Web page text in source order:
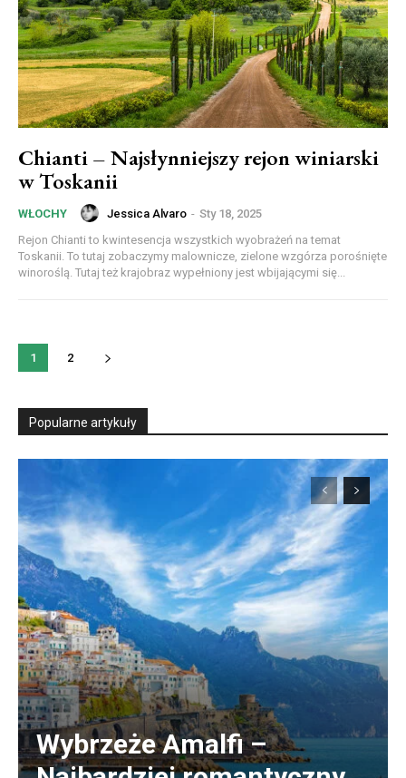
Chianti – Najsłynniejszy rejon winiarski
w Toskanii
WŁOCHY Jessica Alvaro - Sty 18, 2025
Rejon Chianti to kwintesencja wszystkich wyobrażeń na temat
Toskanii. To tutaj zobaczymy malownicze, zielone wzgórza porośnięte
winoroślą. Tutaj też krajobraz wypełniony jest wbijającymi się...
1 2
Popularne artykuły
Wybrzeże Amalfi –